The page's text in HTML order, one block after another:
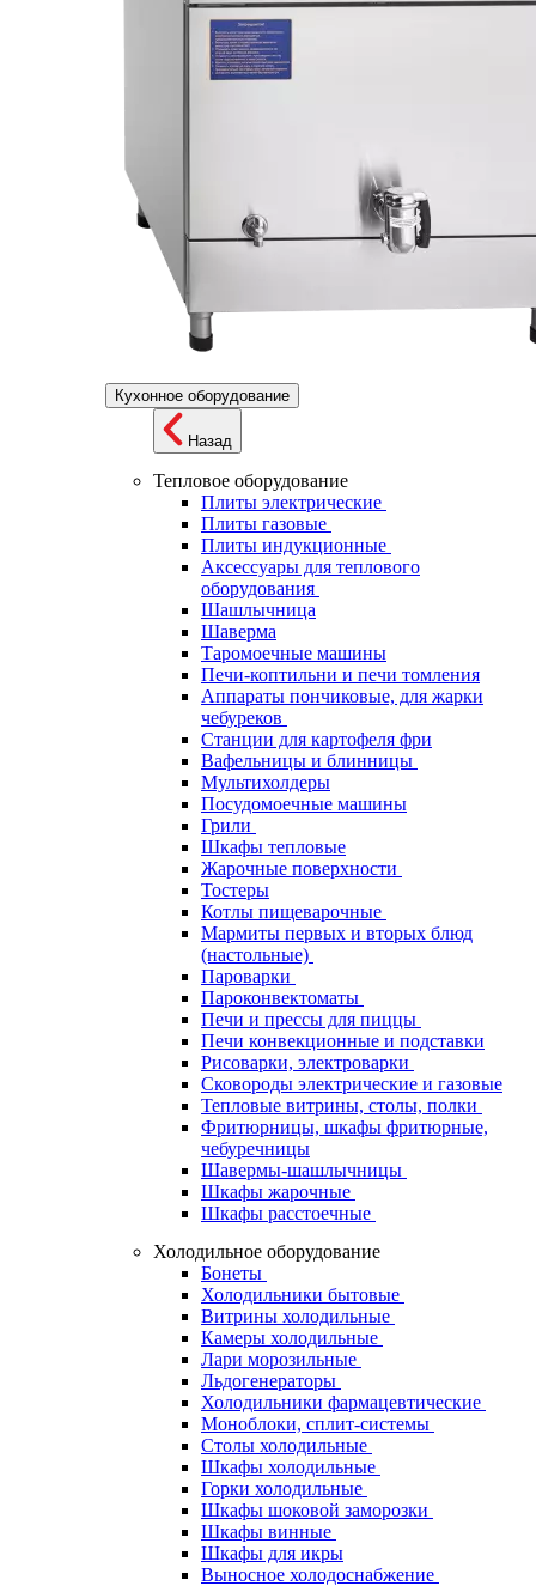
Кухонное оборудование
Назад
Тепловое оборудование
Плиты электрические
Плиты газовые
Плиты индукционные
Аксессуары для теплового
оборудования
Шашлычница
Шаверма
Таромоечные машины
Печи-коптильни и печи томления
Аппараты пончиковые, для жарки
чебуреков
Станции для картофеля фри
Вафельницы и блинницы
Мультихолдеры
Посудомоечные машины
Грили
Шкафы тепловые
Жарочные поверхности
Тостеры
Котлы пищеварочные
Мармиты первых и вторых блюд
(настольные)
Пароварки
Пароконвектоматы
Печи и прессы для пиццы
Печи конвекционные и подставки
Рисоварки, электроварки
Сковороды электрические и газовые
Тепловые витрины, столы, полки
Фритюрницы, шкафы фритюрные,
чебуречницы
Шавермы-шашлычницы
Шкафы жарочные
Шкафы расстоечные
Холодильное оборудование
Бонеты
Холодильники бытовые
Витрины холодильные
Камеры холодильные
Лари морозильные
Льдогенераторы
Холодильники фармацевтические
Моноблоки, сплит-системы
Столы холодильные
Шкафы холодильные
Горки холодильные
Шкафы шоковой заморозки
Шкафы винные
Шкафы для икры
Выносное холодоснабжение